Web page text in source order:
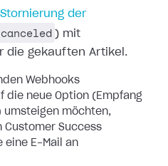
Stornierung der
) mit
die gekauften Artikel.
Webhooks
die neue Option (Empfang
umsteigen möchten,
Customer Success
eine E-Mail an